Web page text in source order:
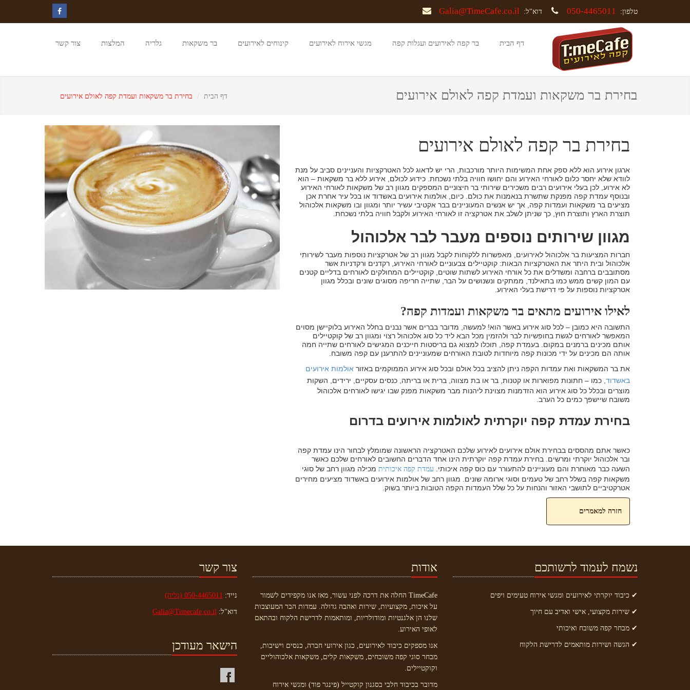
טלפון: 050-4465011 דוא"ל: Galia@TimeCafe.co.il
דף הבית בר קפה לאירועים ועגלות קפה מגשי אירוח לאירועים קינוחים לאירועים בר משקאות גלריה המלצות צור קשר
בחירת בר משקאות ועמדת קפה לאולם אירועים דף הבית בחירת בר משקאות ועמדת קפה לאולם אירועים
בחירת בר קפה לאולם אירועים
ארגון אירוע הוא ללא ספק אחת המשימות היותר מורכבות, הרי יש לדאוג לכל האטרקציות והעניינים סביב על מנת
לוודא שלא יחסר כלום לאורחי האירוע והם יחושו חוויה בלתי נשכחת. כידוע לכולם, אירוע ללא בר משקאות – הוא
לא אירוע, לכן בעלי אירועים רבים משכירים שירותי בר חיצוניים המספקים מגוון רב של משקאות לאורחי האירוע
ובנוסף עמדת קפה מפנקת שתשרת בנאמנות את כולם. כיום, אולמות אירועים באשדוד או בכל עיר אחרת אכן
מציעים בר משקאות ועמדות קפה, אך יש אנשים המעוניינים בבר אקטיבי עשיר יותר ומגוון ובו משקאות אלכוהול
תוצרת הארץ ותוצרת חוץ, כך שניתן לשלב את אטרקציה זו לאורחי האירוע ולקבל חוויה בלתי נשכחת.
מגוון שירותים נוספים מעבר לבר אלכוהול
חברות המציעות בר אלכוהול לאירועים, מאפשרות ללקוחות לקבל מגוון רב של אטרקציות נוספות מעבר לשירותי
אלכוהול ובית היתר את האטרקציות הבאות: קוקטיילים צבעוניים לאורחי האירוע, רקדנים ורקדניות אשר
מסתובבים ברחבה ומשדלים את כל אורחי האירוע לשתות שוטים, קוקטיילים המחולקים לאורחים בדליים קטנים
עם המון קשים ממש כמו בתאילנד, ממתקים ונשנושים על הבר, שתייה חריפה מסוגים שונים ובכלל מגוון
אטרקציות נוספות על פי דרישת בעלי האירוע.
לאילו אירועים מתאים בר משקאות ועמדות קפה?
התשובה היא כמובן – לכל סוג אירוע באשר הוא! למעשה, מדובר בברים אשר נבנים בחלל האירוע בלוקיישן מסוים
המאפשר לאורחים לגשת בחופשיות לבר ולהזמין מכל הבא ליד כל סוג אלכוהול רצוי ומגוון רב של קוקטיילים
אותם מכינים ברמנים במקום. בעמדת קפה, תוכלו למצוא גם בריסטות חייכנים המגישים לאורחים שתייה חמה
אותה הם מכינים על ידי מכונות קפה מיוחדות לטובת האורחים שמעוניינים להתרענן עם קפה משובח.
את בר המשקאות ואת עמדות הקפה ניתן להציב בכל אולם ובכל סוג אירוע הממוקמים באזור אולמות אירועים
באשדוד , כמו – חתונות מפוארות או קטנות, בר או בת מצווה, ברית או בריתה, כנסים עסקיים, ירידים, השקות
מוצרים ובכלל כל סוג אירוע הוא הזדמנות מצוינת ליהנות מבר משקאות מפנק שבו יגישו לאורחים אלכוהול
משובח שיישפך כמים כל הערב.
בחירת עמדת קפה יוקרתית לאולמות אירועים בדרום
כאשר אתם מהססים בבחירת אולם אירועים לאירוע שלכם האטרקציה הראשונה שמומלץ לבחור הינו עמדת קפה
ובר אלכוהול יוקרתי ומרשים. בחירת עמדת קפה יוקרתית הינו אחד הדברים החשובים לאורחים שלכם כאשר
השעה כבר מאוחרת והם מעוניינים להתעורר עם כוס קפה איכותי. עמדת קפה איכותית מכילה מגוון רחב של סוגי
משקאות קפה בשלל רחב של טעמים וסוגי ארומה שונים. מגוון רחב של אולמות אירועים באשדוד מציעים מחירים
אטרקטיביים לתושבי האזור והנחות על כל שלל העמדות הקפה הטובות ביותר בשוק.
חזרה למאמרים
נשמח לעמוד לרשותכם
✔ כיבוד יוקרתי לאירועים ומגשי אירוח טעימים ויפים
✔ שירות מקצועי, אישי ואדיב עם חיוך
✔ מבחר קפה משובח ואיכותי
✔ הגשה ושירות מותאמים לדרישת הלקוח
אודות
TimeCafe החלה את דרכה לפני עשור, מאז אנו מקפידים לשמור
על איכות, מקצועיות, שירות ואהבה גדולה. עמדות הבר המעוצבות
שלנו הן אלגנטיות ומודולריות, ומותאמות לדרישת הלקוח ובהתאם
לאופי האירוע.
אנו מספקים כיבוד לאירועים, כגון אירועי חברה, כנסים וישיבות,
מבחר סוגי קפה משובחים, משקאות קלים, משקאות אלכוהוליים
וקוקטיילים.
מדובר בכיבוד חלבי בסגנון קוקטייל (פינגר פוד) ומגשי אירוח
צור קשר
נייד: 050-4465011 (גליה)
דוא"ל: Galia@Timecafe.co.il
הישאר מעודכן